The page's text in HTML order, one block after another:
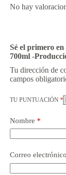
No hay
Sé el primero
700ml -
Tu dirección de
campos
TU PUNTUACIÓN *
Nombre *
Correo electrónico